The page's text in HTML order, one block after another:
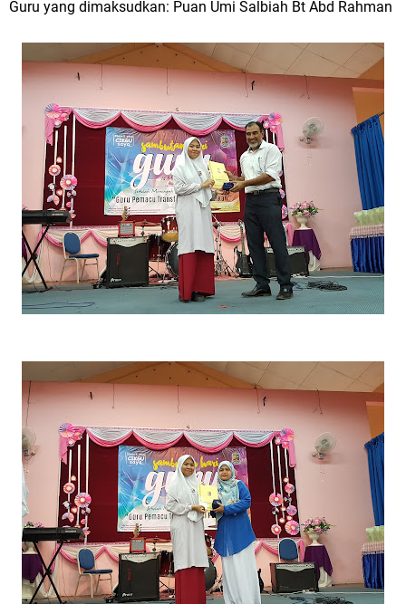
Guru yang dimaksudkan: Puan Umi Salbiah Bt Abd Rahman